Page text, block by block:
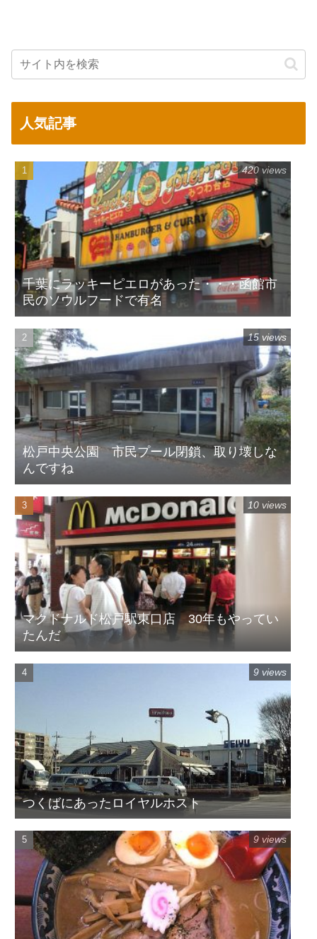
人気記事
千葉にラッキーピエロがあった・・・函館市
民のソウルフードで有名
420 views
松戸中央公園 市民プール閉鎖、取り壊しな
んですね
15 views
マクドナルド松戸駅東口店 30年もやってい
たんだ
10 views
つくばにあったロイヤルホスト
9 views
9 views